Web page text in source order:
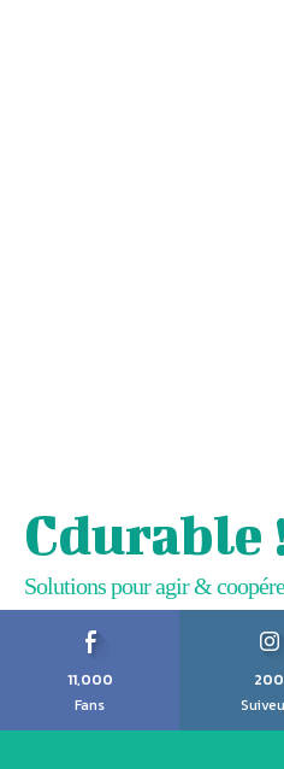
Cdurable
Solutions pour agir &
11,000
Fans
200